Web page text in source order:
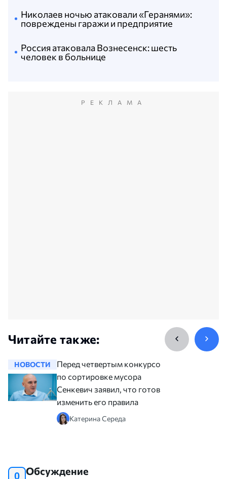
Россия атаковала Вознесенск: шесть
человек в больнице
Николаев ночью атаковали «Геранями»:
повреждены гаражи и предприятие
РЕКЛАМА
Читайте также:
НОВОСТИ
Перед четвертым конкурсом
по сортировке мусора
Сенкевич заявил, что готов
изменить его правила
Катерина Середа
0 Обсуждение